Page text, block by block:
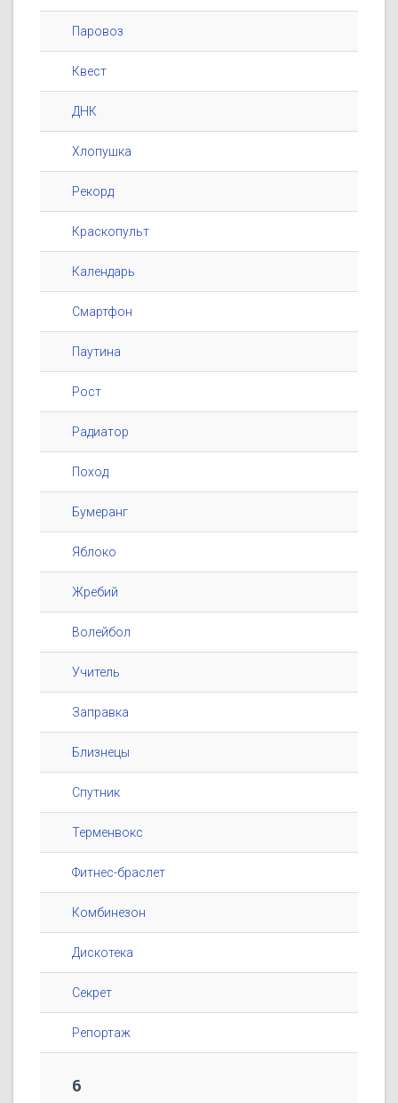
Паровоз
Квест
ДНК
Хлопушка
Рекорд
Краскопульт
Календарь
Смартфон
Паутина
Рост
Радиатор
Поход
Бумеранг
Яблоко
Жребий
Волейбол
Учитель
Заправка
Близнецы
Спутник
Терменвокс
Фитнес-браслет
Комбинезон
Дискотека
Секрет
Репортаж
6